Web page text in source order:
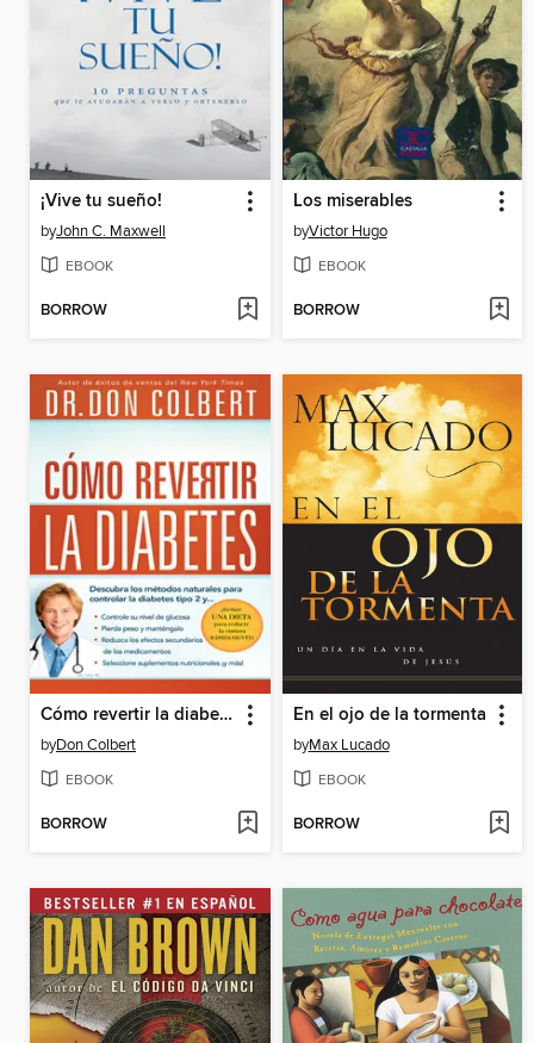
¡Vive tu sueño!
byJohn C. Maxwell
EBOOK
BORROW
Los miserables
byVictor Hugo
EBOOK
BORROW
Cómo revertir la diabetes
byDon Colbert
EBOOK
BORROW
En el ojo de la tormenta
byMax Lucado
EBOOK
BORROW